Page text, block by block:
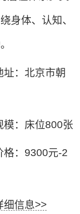
身体、认知、
址：北京市朝
模：床位800张
格：9300元-2
细信息>>